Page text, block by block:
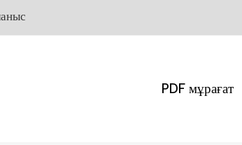
PDF мұрағат